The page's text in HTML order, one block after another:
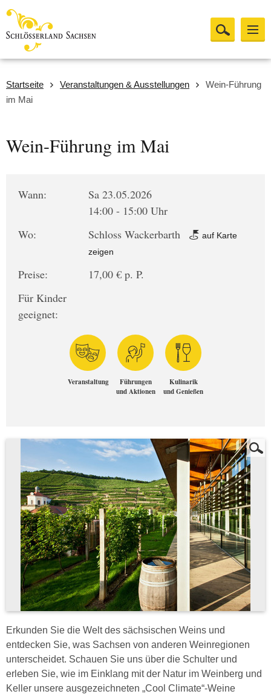
Startseite Veranstaltungen & Ausstellungen
Wein-Führung
im Mai
Wein-Führung im Mai
Wann:
Sa 23.05.2026
14:00 - 15:00 Uhr
Wo:
Schloss Wackerbarth
auf Karte
zeigen
Preise:
17,00 € p. P.
Für Kinder
geeignet:
Veranstaltung
Führungen
und Aktionen
Kulinarik
und Genießen
Erkunden Sie die Welt des sächsischen Weins und
entdecken Sie, was Sachsen von anderen Weinregionen
unterscheidet. Schauen Sie uns über die Schulter und
erleben Sie, wie im Einklang mit der Natur im Weinberg und
Keller unsere ausgezeichneten „Cool Climate“-Weine